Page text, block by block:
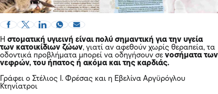
Η στοματική υγιεινή είναι πολύ σημαντική για την υγεία
των κατοικίδιων ζώων, γιατί αν αφεθούν χωρίς θεραπεία, τα
οδοντικά προβλήματα μπορεί να οδηγήσουν σε νοσήματα των
νεφρών, του ήπατος ή ακόμα και της καρδιάς.
Γράφει ο Στέλιος Ι. Φρέσας και η Εβελίνα Αργϋρόγλου
Κτηνίατροι